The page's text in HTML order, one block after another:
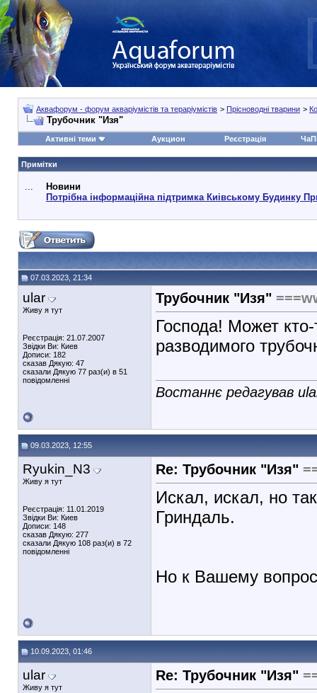
Аквафорум - форум акваріумістів та тераріумістів > Прісноводні тварини >
Трубочник "Изя"
Активні теми Аукцион Реєстрація
Примітки
...
Новини
Потрібна інформаційна підтримка Киівському Будинку
07.03.2023, 21:34
ular
Живу я тут
Реєстрація: 21.07.2007
Звідки Ви: Киев
Дописи: 182
сказав Дякую: 47
сказали Дякую 77 раз(и) в 51
повідомленні
Трубочник "Изя"
Господа! Может кто-
разводимого
Востаннє редагував
09.03.2023, 12:55
Ryukin_N3
Живу я тут
Реєстрація: 11.01.2019
Звідки Ви: Киев
Дописи: 148
сказав Дякую: 277
сказали Дякую 108 раз(и) в 72
повідомленні
Re: Трубочник "Изя"
Искал, искал, но
Гриндаль.
Но к Вашему
10.09.2023, 01:46
ular
Живу я тут
Re: Трубочник "Изя"